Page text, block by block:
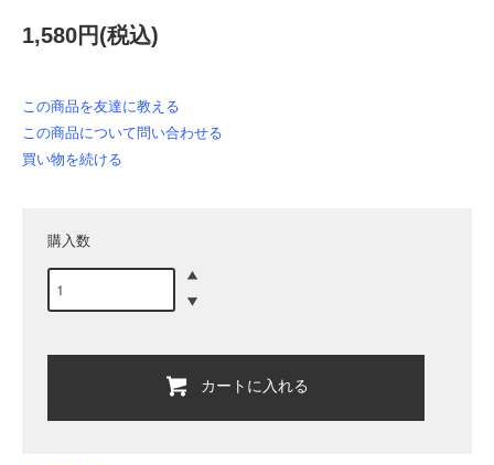
1,580円(税込)
この商品を友達に教える
この商品について問い合わせる
買い物を続ける
購入数
カートに入れる